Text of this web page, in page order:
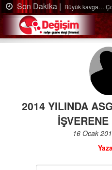
Dakika |Büyük kavga… Çok
2014 YILINDA
16 Ocak